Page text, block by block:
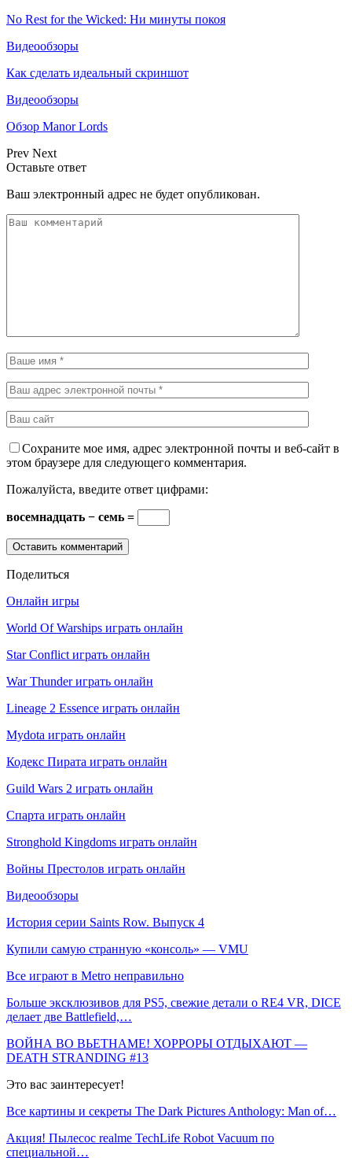
No Rest for the Wicked: Ни минуты покоя
Видеообзоры
Как сделать идеальный скриншот
Видеообзоры
Обзор Manor Lords
Prev Next
Оставьте ответ
Ваш электронный адрес не будет опубликован.
Сохраните мое имя, адрес электронной почты и веб-сайт в
этом браузере для следующего комментария.
Пожалуйста, введите ответ цифрами:
восемнадцать − семь =
Поделиться
Онлайн игры
World Of Warships играть онлайн
Star Conflict играть онлайн
War Thunder играть онлайн
Lineage 2 Essence играть онлайн
Mydota играть онлайн
Кодекс Пирата играть онлайн
Guild Wars 2 играть онлайн
Спарта играть онлайн
Stronghold Kingdoms играть онлайн
Войны Престолов играть онлайн
Видеообзоры
История серии Saints Row. Выпуск 4
Купили самую странную «консоль» — VMU
Все играют в Metro неправильно
Больше эксклюзивов для PS5, свежие детали о RE4 VR, DICE
делает две Battlefield,…
ВОЙНА ВО ВЬЕТНАМЕ! ХОРРОРЫ ОТДЫХАЮТ —
DEATH STRANDING #13
Это вас заинтересует!
Все картины и секреты The Dark Pictures Anthology: Man of…
Акция! Пылесос realme TechLife Robot Vacuum по
специальной…